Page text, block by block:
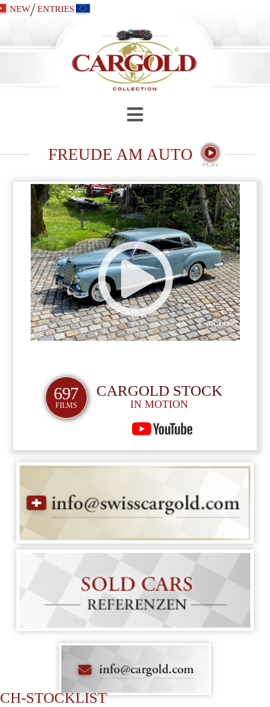
NEW/ ENTRIES
FREUDE AM AUTO
CH-STOCKLIST
697
FILMS
CARGOLD STOCK
IN MOTION